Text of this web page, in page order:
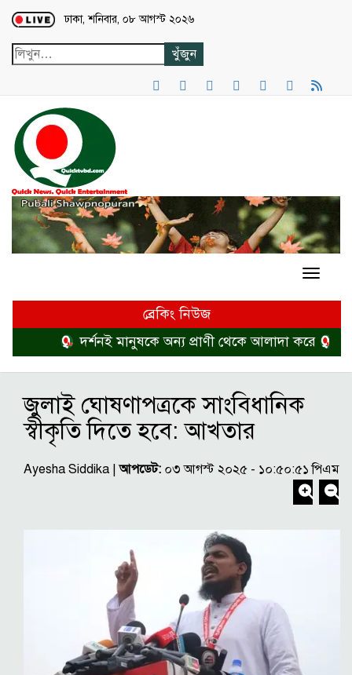
Loading...
ঢাকা, শনিবার, ০৮ আগস্ট ২০২৬
ব্রেকিং নিউজ
দর্শনই মানুষকে অন্য প্রাণী থেকে আলাদা করে
জুলাই ঘোষণাপত্রকে সাংবিধানিক
স্বীকৃতি দিতে হবে: আখতার
Ayesha Siddika |আপডেট: ০৩ আগস্ট ২০২৫ - ১০:৫০:৫১ পিএম